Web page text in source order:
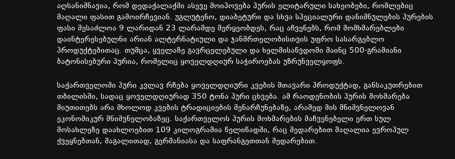
აღსანიშნავია, რომ დედაქალაქში ასევე მოიპოვება პურის ელიტარული სახეობები, რომლებიც
მაღალი ფასით გამოირჩევიან. უგლუტენო, დიაბეტური და სხვა სპეციალური დანიშნულების პურების
ფასი შესაძლოა 9 ლარიდან 23 ლარამდე მერყეობდეს, რაც აჩვენებს, რომ მომხმარებლები
დაინტერესებულნი არიან ალტერნატიული და ჯანმრთელობისთვის უფრო სასარგებლო
პროდუქტებითაც. თუმცა, ყველაზე გავრცელებული და ხელმისაწვდომი მაინც 500-გრამიანი
ბატონისებური პურია, რომელიც ყოველდღიურ საჭიროებას უზრუნველყოფს.
საქართველოში პური კვლავ რჩება ყოველდღიური კვების მთავარი პროდუქტად, განსაკუთრებით
თბილისში, სადაც ყოველდღიურად 350 ტონა პური ცხვება. ამ რაოდენობის პურის მოხმარება
მიუთითებს არა მხოლოდ კვების ტრადიციების შენარჩუნებაზე, არამედ მის მნიშვნელოვან
ეკონომიკურ მნიშვნელობაზეც. საქართველოს პურის მოხმარების მაჩვენებელი ერთ სულ
მოსახლეზე დაახლოებით 109 კილოგრამია წელიწადში, რაც შედარებით მაღალია ევროპულ
ქვეყნებთან, მაგალითად, გერმანიასა და საფრანგეთთან შედარებით.